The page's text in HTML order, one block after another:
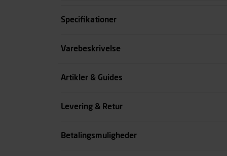
Specifikationer
Størrelse
Varebeskrivelse
Artikler & Guides
Levering & Retur
Betalingsmuligheder